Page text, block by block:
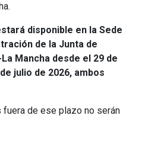
disponible en la Sede
de la Junta de
Mancha desde el 29 de
julio de 2026, ambos
de ese plazo no serán